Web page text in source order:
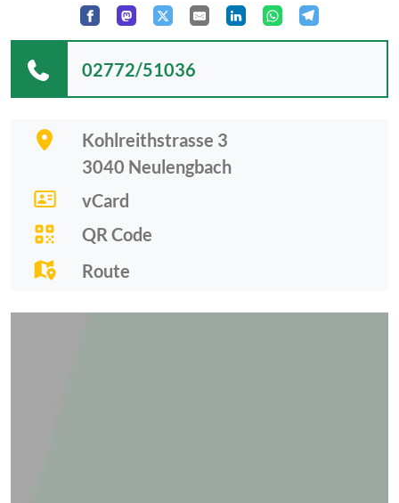
Kohlreithstrasse 3
3040 Neulengbach
vCard
QR Code
Route
02772/51036